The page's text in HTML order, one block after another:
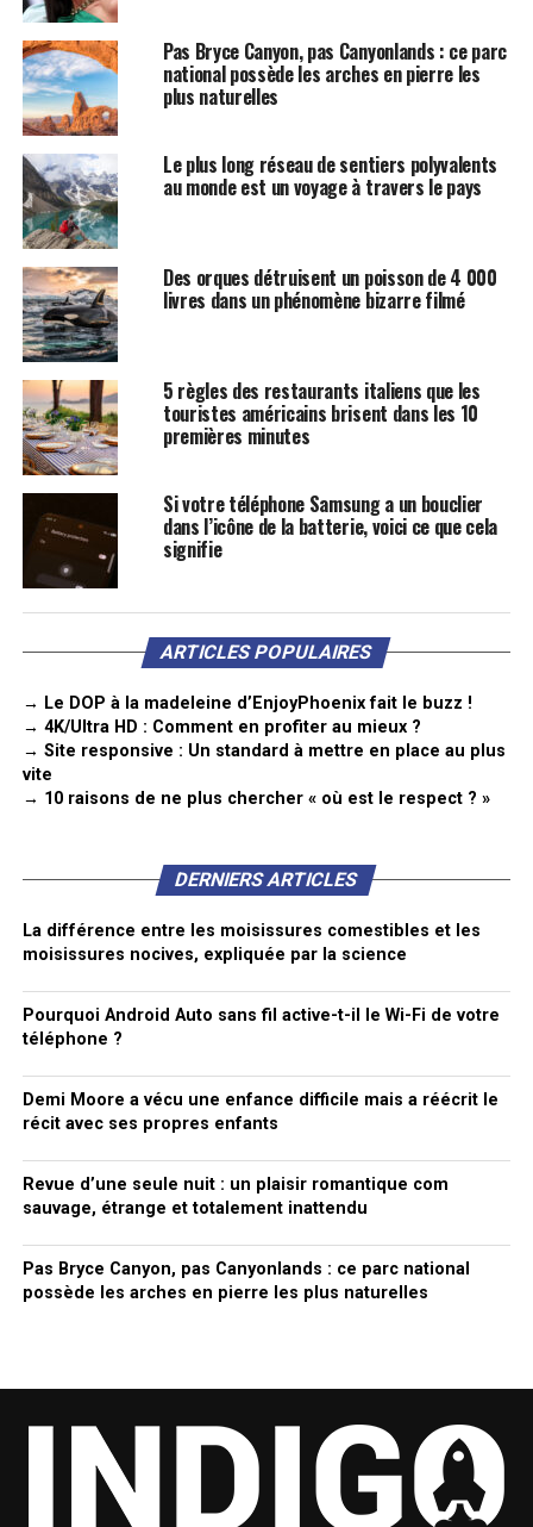
Pas Bryce Canyon, pas Canyonlands : ce parc
national possède les arches en pierre les
plus naturelles
Le plus long réseau de sentiers polyvalents
au monde est un voyage à travers le pays
Des orques détruisent un poisson de 4 000
livres dans un phénomène bizarre filmé
5 règles des restaurants italiens que les
touristes américains brisent dans les 10
premières minutes
Si votre téléphone Samsung a un bouclier
dans l’icône de la batterie, voici ce que cela
signifie
ARTICLES POPULAIRES
→ Le DOP à la madeleine d’EnjoyPhoenix fait le buzz !
→ 4K/Ultra HD : Comment en profiter au mieux ?
→ Site responsive : Un standard à mettre en place au plus
vite
→ 10 raisons de ne plus chercher « où est le respect ? »
DERNIERS ARTICLES
La différence entre les moisissures comestibles et les
moisissures nocives, expliquée par la science
Pourquoi Android Auto sans fil active-t-il le Wi-Fi de votre
téléphone ?
Demi Moore a vécu une enfance difficile mais a réécrit le
récit avec ses propres enfants
Revue d’une seule nuit : un plaisir romantique com
sauvage, étrange et totalement inattendu
Pas Bryce Canyon, pas Canyonlands : ce parc national
possède les arches en pierre les plus naturelles